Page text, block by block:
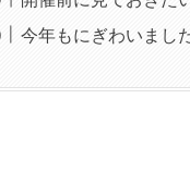
今年もにぎわいまし